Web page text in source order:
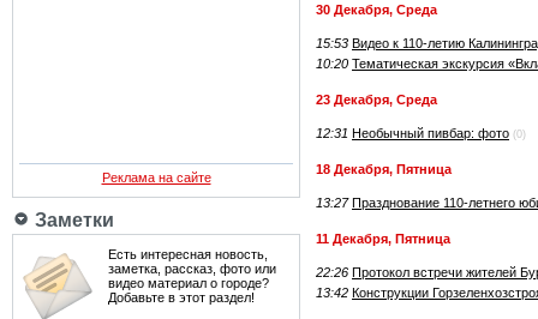
Реклама на сайте
Заметки
Есть интересная новость,
заметка, рассказ, фото или
видео материал о городе?
Добавьте в этот раздел!
30 Декабря, Среда
15:53 Видео к 110-летию
10:20 Тематическая экскурсия
23 Декабря, Среда
12:31 Необычный пивбар: фото (0)
18 Декабря, Пятница
13:27 Празднование 110-летнего
11 Декабря, Пятница
22:26 Протокол встречи жителей
13:42 Конструкции